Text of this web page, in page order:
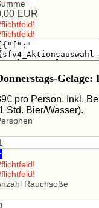
EUR
Gelage:
pro Person. Inkl.
Std. Bier/Wasser).
Rauchsoße